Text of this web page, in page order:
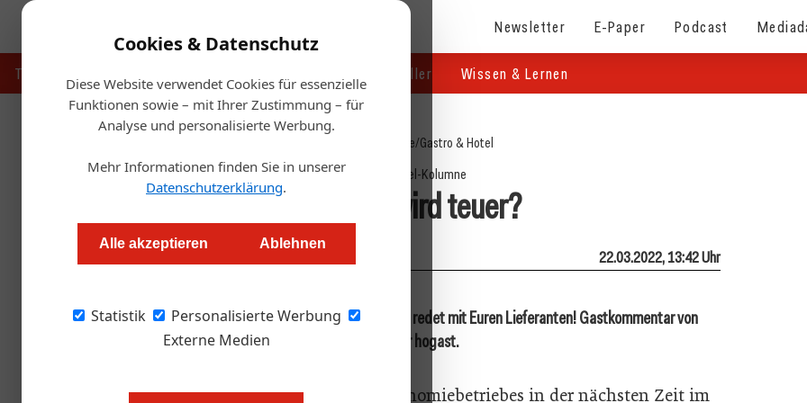
Cookies & Datenschutz
Diese Website verwendet Cookies für essenzielle
Funktionen sowie – mit Ihrer Zustimmung – für
Analyse und personalisierte Werbung.
Mehr Informationen finden Sie in unserer
Datenschutzerklärung.
Alle akzeptieren Ablehnen
Statistik
Personalisierte Werbung
Externe Medien
Newsletter E-Paper Podcast
Touristik Handel & Hersteller Wissen & Lernen
Startseite/Gastro & Hotel
Hotel-Kolumne
Was wird teuer?
Redaktion 22.03.2022, 13:42 Uhr
Spielt nicht bei jeder Preiserhöhung sofort mit - redet mit Euren Lieferanten! Gastkommentar von
Werner Magedler, Aufsichtsratvorsitzender der hogast.
Die Kosten eines Hotels oder Gastronomiebetriebes in der nächsten Zeit im